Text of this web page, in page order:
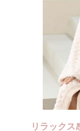
リラックス